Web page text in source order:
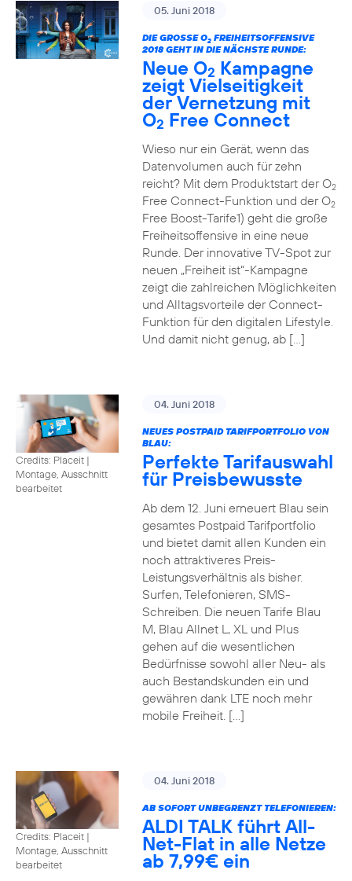
05. Juni 2018
DIE GROSSE O 2FREIHEITSOFFENSIVE
2018 GEHT IN DIE NÄCHSTE RUNDE:
Neue O2 Kampagne
zeigt Vielseitigkeit
der Vernetzung mit
O2 Free Connect
Wieso nur ein Gerät, wenn das
Datenvolumen auch für zehn
reicht? Mit dem Produktstart der O2
Free Connect-Funktion und der O2
Free Boost-Tarife1) geht die große
Freiheitsoffensive in eine neue
Runde. Der innovative TV-Spot zur
neuen „Freiheit ist“-Kampagne
zeigt die zahlreichen Möglichkeiten
und Alltagsvorteile der Connect-
Funktion für den digitalen Lifestyle.
Und damit nicht genug, ab […]
Credits: Placeit |
Montage, Ausschnitt
bearbeitet
04. Juni 2018
NEUES POSTPAID TARIFPORTFOLIO VON
BLAU:
Perfekte Tarifauswahl
für Preisbewusste
Ab dem 12. Juni erneuert Blau sein
gesamtes Postpaid Tarifportfolio
und bietet damit allen Kunden ein
noch attraktiveres Preis-
Leistungsverhältnis als bisher.
Surfen, Telefonieren, SMS-
Schreiben. Die neuen Tarife Blau
M, Blau Allnet L, XL und Plus
gehen auf die wesentlichen
Bedürfnisse sowohl aller Neu- als
auch Bestandskunden ein und
gewähren dank LTE noch mehr
mobile Freiheit. […]
Credits: Placeit |
Montage, Ausschnitt
bearbeitet
04. Juni 2018
AB SOFORT UNBEGRENZT TELEFONIEREN:
ALDI TALK führt All-
Net-Flat in alle Netze
ab 7,99€ ein